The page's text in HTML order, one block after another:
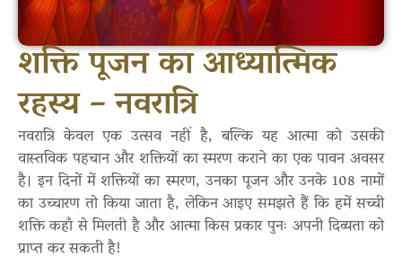
शक्ति पूजन का आध्यात्मिक
रहस्य – नवरात्रि
नवरात्रि केवल एक उत्सव नहीं है, बल्कि यह आत्मा को उसकी
वास्तविक पहचान और शक्तियों का स्मरण कराने का एक पावन अवसर
है। इन दिनों में शक्तियों का स्मरण, उनका पूजन और उनके 108 नामों
का उच्चारण तो किया जाता है, लेकिन आइए समझते हैं कि हमें सच्ची
शक्ति कहाँ से मिलती है और आत्मा किस प्रकार पुनः अपनी दिव्यता को
प्राप्त कर सकती है!